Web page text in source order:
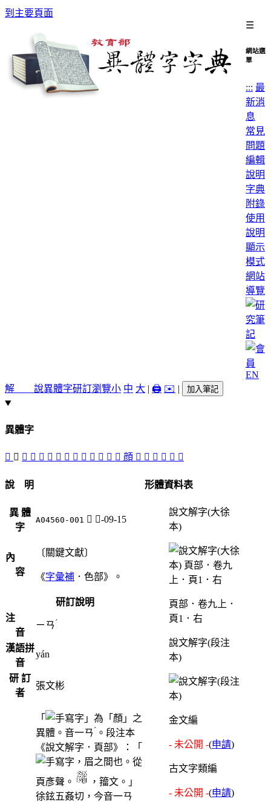
到主要頁面
☰
網站選
單
::: 最
新消
息
常見
問題
編輯
說明
字典
附錄
使用
說明
顯示
模式
網站
導覽
EN
解 說異體字研訂瀏覽小 中 大 | 🖨️ ✉️ | 加入筆記
異體字
𦫞 𦫤 󶨝 󶨔 󶨛 󶨖 󶨗 󶨕 󶨣 󶨠 󶨙 󶨜 󶨞 󶨘 顔 󶨡 󶨢 𩕝 󶨟 󶨚 𩠪
說 明
異 體
字
A04560-001 𦫤 色-09-15
內
容
〔關鍵文獻〕
《字彙補 ．色部》。
研訂說明
注
音
ㄧㄢ ˊ
漢語拼
音
yán
研 訂
者
張文彬
「
」為「顏」之
異體。音一ㄢ ˊ 。段注本
《說文解字．頁部》：「
，眉之間也。從
頁彥聲。
，籀文。」
徐鉉五姦切，今音一ㄢ
形體資料表
說文解字(大徐
本)
頁部．卷九上．
頁1．右
說文解字(段注
本)
金文編
- 未公開 -(申請)
古文字類編
- 未公開 -(申請)